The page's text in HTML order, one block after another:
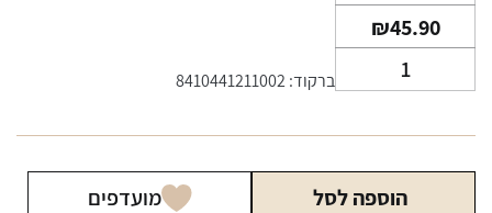
המקורי
₪45.90
הנוכחי
של
ברקוד: 8410441211002
הוספה לסל מועדפים